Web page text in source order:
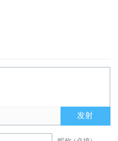
发射